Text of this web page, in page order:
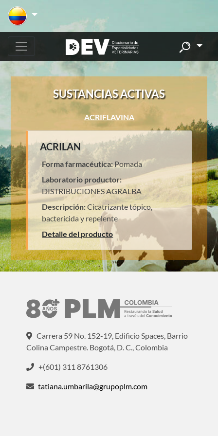
SUSTANCIAS ACTIVAS
ACRIFLAVINA
ACRILAN
Forma farmacéutica:Pomada
Laboratorio productor:
DISTRIBUCIONES AGRALBA
Descripción:Cicatrizante tópico,
bactericida y repelente
Detalle del producto
Carrera 59 No. 152-19, Edificio Spaces, Barrio
Colina Campestre. Bogotá, D. C., Colombia
+(601) 311 8761306
tatiana.umbarila@grupoplm.com